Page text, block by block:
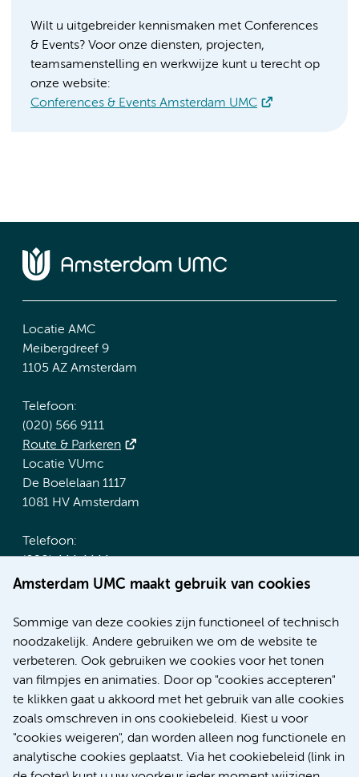
Amsterdam UMC maakt gebruik van cookies
Sommige van deze cookies zijn functioneel of technisch
noodzakelijk. Andere gebruiken we om de website te
verbeteren. Ook gebruiken we cookies voor het tonen
van filmpjes en animaties. Door op "cookies accepteren"
te klikken gaat u akkoord met het gebruik van alle cookies
zoals omschreven in ons cookiebeleid. Kiest u voor
"cookies weigeren", dan worden alleen nog functionele en
analytische cookies geplaatst. Via het cookiebeleid (link in
Wilt u uitgebreider kennismaken met Conferences
& Events? Voor onze diensten, projecten,
teamsamenstelling en werkwijze kunt u terecht op
onze website:
Conferences & Events Amsterdam UMC
Locatie AMC
Meibergdreef 9
1105 AZ Amsterdam
Telefoon:
(020) 566 9111
Route & Parkeren
Locatie VUmc
De Boelelaan 1117
1081 HV Amsterdam
Telefoon:
(020) 444 4444
Route & Parkeren
Meer Amsterdam UMC websites:
Werken bij Amsterdam UMC
Over Amsterdam UMC
Nieuws
Research
Educatie Locatie VUmc